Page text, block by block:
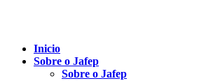
Inicio
Sobre o Jafep
Sobre o Jafep